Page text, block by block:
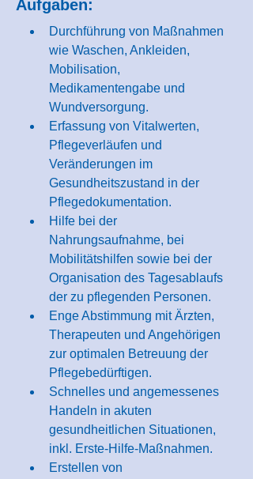
Aufgaben:
Durchführung von Maßnahmen
wie Waschen, Ankleiden,
Mobilisation,
Medikamentengabe und
Wundversorgung.
Erfassung von Vitalwerten,
Pflegeverläufen und
Veränderungen im
Gesundheitszustand in der
Pflegedokumentation.
Hilfe bei der
Nahrungsaufnahme, bei
Mobilitätshilfen sowie bei der
Organisation des Tagesablaufs
der zu pflegenden Personen.
Enge Abstimmung mit Ärzten,
Therapeuten und Angehörigen
zur optimalen Betreuung der
Pflegebedürftigen.
Schnelles und angemessenes
Handeln in akuten
gesundheitlichen Situationen,
inkl. Erste-Hilfe-Maßnahmen.
Erstellen von